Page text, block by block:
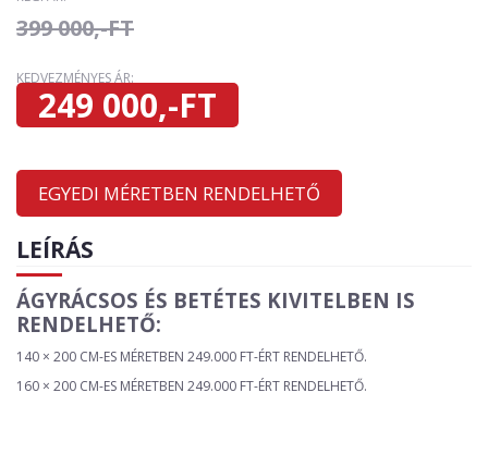
399 000,-FT
KEDVEZMÉNYES ÁR:
249 000,-FT
EGYEDI MÉRETBEN RENDELHETŐ
LEÍRÁS
ÁGYRÁCSOS ÉS BETÉTES KIVITELBEN IS
RENDELHETŐ:
140 × 200 CM-ES MÉRETBEN 249.000 FT-ÉRT RENDELHETŐ.
160 × 200 CM-ES MÉRETBEN 249.000 FT-ÉRT RENDELHETŐ.